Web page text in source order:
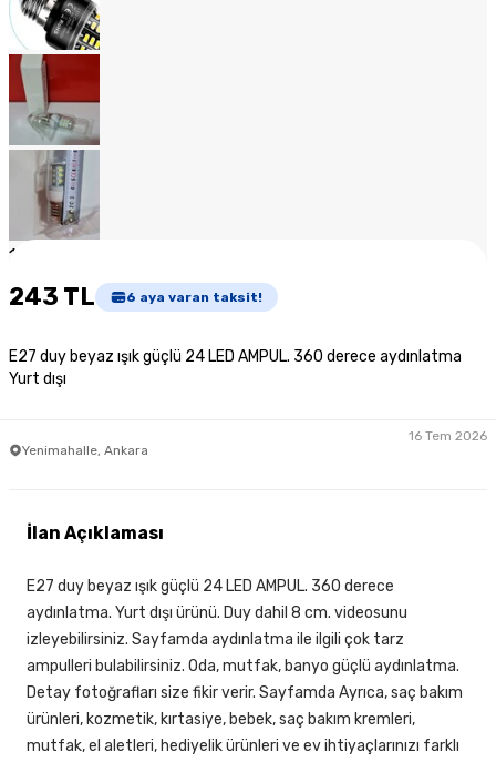
1
243 TL 6 aya varan taksit!
E27 duy beyaz ışık güçlü 24 LED AMPUL. 360 derece aydınlatma
Yurt dışı
Yenimahalle, Ankara
16 Tem 2026
İlan Açıklaması
E27 duy beyaz ışık güçlü 24 LED AMPUL. 360 derece
aydınlatma. Yurt dışı ürünü. Duy dahil 8 cm. videosunu
izleyebilirsiniz. Sayfamda aydınlatma ile ilgili çok tarz
ampulleri bulabilirsiniz. Oda, mutfak, banyo güçlü aydınlatma.
Detay fotoğrafları size fikir verir. Sayfamda Ayrıca, saç bakım
ürünleri, kozmetik, kırtasiye, bebek, saç bakım kremleri,
mutfak, el aletleri, hediyelik ürünleri ve ev ihtiyaçlarınızı farklı